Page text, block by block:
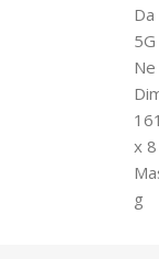
Da
Ne
x
g